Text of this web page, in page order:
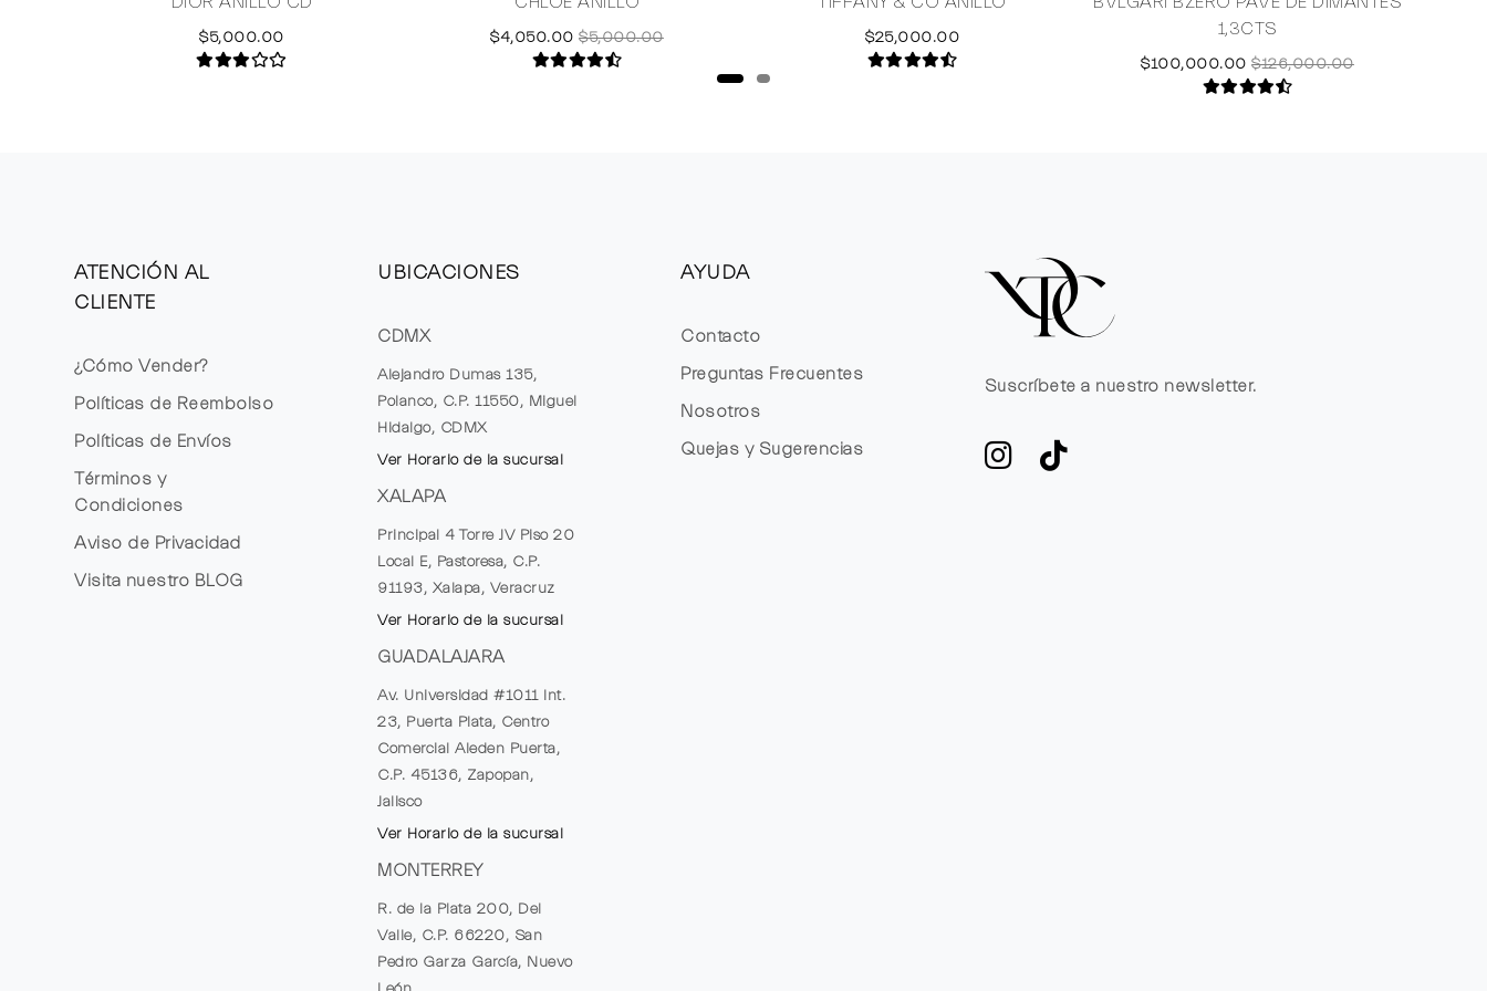
$5,000.00 $4,050.00 $5,000.00 $25,000.00
1,3CTS
$100,000.00 $126,000.00
ATENCIÓN AL
CLIENTE
¿Cómo Vender?
Políticas de Reembolso
Políticas de Envíos
Términos y
Condiciones
Aviso de Privacidad
Visita nuestro BLOG
UBICACIONES
CDMX
Alejandro Dumas 135,
Polanco, C.P. 11550, Miguel
Hidalgo, CDMX
Ver Horario de la sucursal
XALAPA
Principal 4 Torre JV Piso 20
Local E, Pastoresa, C.P.
91193, Xalapa, Veracruz
Ver Horario de la sucursal
GUADALAJARA
Av. Universidad #1011 Int.
23, Puerta Plata, Centro
Comercial Aleden Puerta,
C.P. 45136, Zapopan,
Jalisco
Ver Horario de la sucursal
MONTERREY
R. de la Plata 200, Del
Valle, C.P. 66220, San
Pedro Garza García, Nuevo
AYUDA
Contacto
Preguntas Frecuentes
Nosotros
Quejas y Sugerencias
Suscríbete a nuestro newsletter.